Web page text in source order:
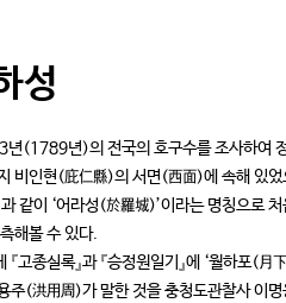
성
년(1789년)의 전국의 호구수를 조사하여
비인현(庇仁縣)의 서면(西面)에 속해 있
같이 ‘어라성(於羅城)’이라는 명칭으로
해볼 수 있다.
고종실록』과 『승정원일기』에 ‘월하포(
주(洪用周)가 말한 것을 충청도관찰사 이